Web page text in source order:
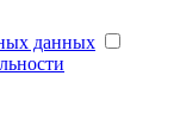
данных